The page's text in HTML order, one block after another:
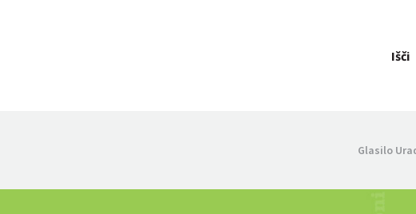
Išči
Glasilo